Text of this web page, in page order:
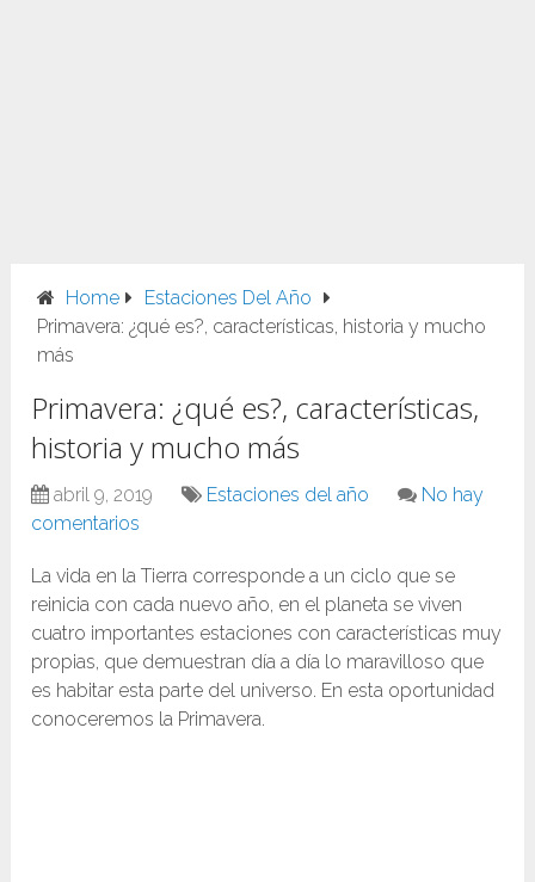
Home
Estaciones Del Año
Primavera: ¿qué es?, características, historia y mucho
más
Primavera: ¿qué es?, características,
historia y mucho más
abril 9, 2019 Estaciones del año
No hay
comentarios
La vida en la Tierra corresponde a un ciclo que se
reinicia con cada nuevo año, en el planeta se viven
cuatro importantes estaciones con características muy
propias, que demuestran día a día lo maravilloso que
es habitar esta parte del universo. En esta oportunidad
conoceremos la Primavera.